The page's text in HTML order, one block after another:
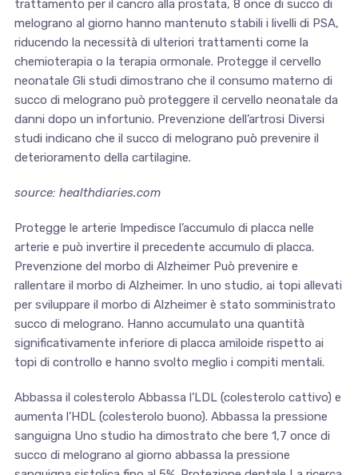
trattamento per il cancro alla prostata, 8 once di succo di
melograno al giorno hanno mantenuto stabili i livelli di PSA,
riducendo la necessità di ulteriori trattamenti come la
chemioterapia o la terapia ormonale. Protegge il cervello
neonatale Gli studi dimostrano che il consumo materno di
succo di melograno può proteggere il cervello neonatale da
danni dopo un infortunio. Prevenzione dell’artrosi Diversi
studi indicano che il succo di melograno può prevenire il
deterioramento della cartilagine.
source: healthdiaries.com
Protegge le arterie Impedisce l’accumulo di placca nelle
arterie e può invertire il precedente accumulo di placca.
Prevenzione del morbo di Alzheimer Può prevenire e
rallentare il morbo di Alzheimer. In uno studio, ai topi allevati
per sviluppare il morbo di Alzheimer è stato somministrato
succo di melograno. Hanno accumulato una quantità
significativamente inferiore di placca amiloide rispetto ai
topi di controllo e hanno svolto meglio i compiti mentali.
Abbassa il colesterolo Abbassa l’LDL (colesterolo cattivo) e
aumenta l’HDL (colesterolo buono). Abbassa la pressione
sanguigna Uno studio ha dimostrato che bere 1,7 once di
succo di melograno al giorno abbassa la pressione